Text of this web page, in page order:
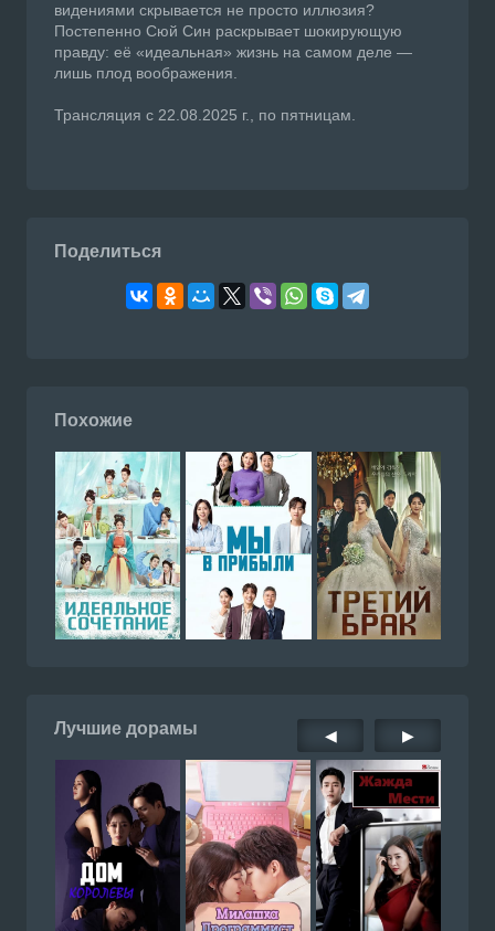
видениями скрывается не просто иллюзия?
Постепенно Сюй Син раскрывает шокирующую
правду: её «идеальная» жизнь на самом деле —
лишь плод воображения.
Трансляция с 22.08.2025 г., по пятницам.
Поделиться
Похожие
Лучшие дорамы ◀ ▶